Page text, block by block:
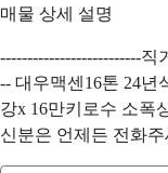
매물 상세 설명
--------------------------직
-- 대우맥센16톤 24년
강x 16만키로수 소폭
신분은 언제든 전화